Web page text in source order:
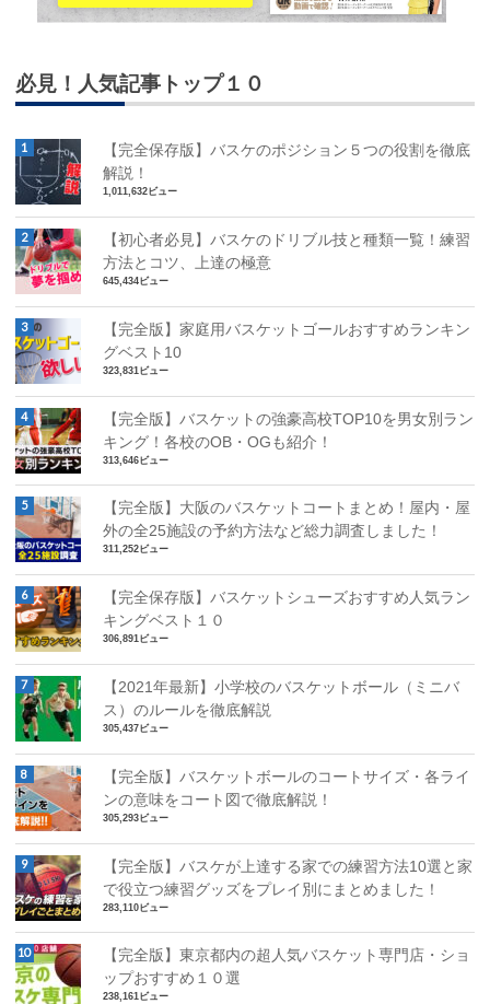
必見！人気記事トップ１０
【完全保存版】バスケのポジション５つの役割を徹底
解説！
1,011,632ビュー
【初心者必見】バスケのドリブル技と種類一覧！練習
方法とコツ、上達の極意
645,434ビュー
【完全版】家庭用バスケットゴールおすすめランキン
グベスト10
323,831ビュー
【完全版】バスケットの強豪高校TOP10を男女別ラン
キング！各校のOB・OGも紹介！
313,646ビュー
【完全版】大阪のバスケットコートまとめ！屋内・屋
外の全25施設の予約方法など総力調査しました！
311,252ビュー
【完全保存版】バスケットシューズおすすめ人気ラン
キングベスト１０
306,891ビュー
【2021年最新】小学校のバスケットボール（ミニバ
ス）のルールを徹底解説
305,437ビュー
【完全版】バスケットボールのコートサイズ・各ライ
ンの意味をコート図で徹底解説！
305,293ビュー
【完全版】バスケが上達する家での練習方法10選と家
で役立つ練習グッズをプレイ別にまとめました！
283,110ビュー
【完全版】東京都内の超人気バスケット専門店・ショ
ップおすすめ１０選
238,161ビュー